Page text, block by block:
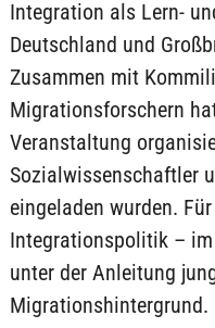
Integration als Lern-
Deutschland und
Zusammen mit
Migrationsforschern
Veranstaltung
Sozialwissenschaftler
eingeladen wurden.
Integrationspolitik –
unter der Anleitung
Migrationshintergrund.